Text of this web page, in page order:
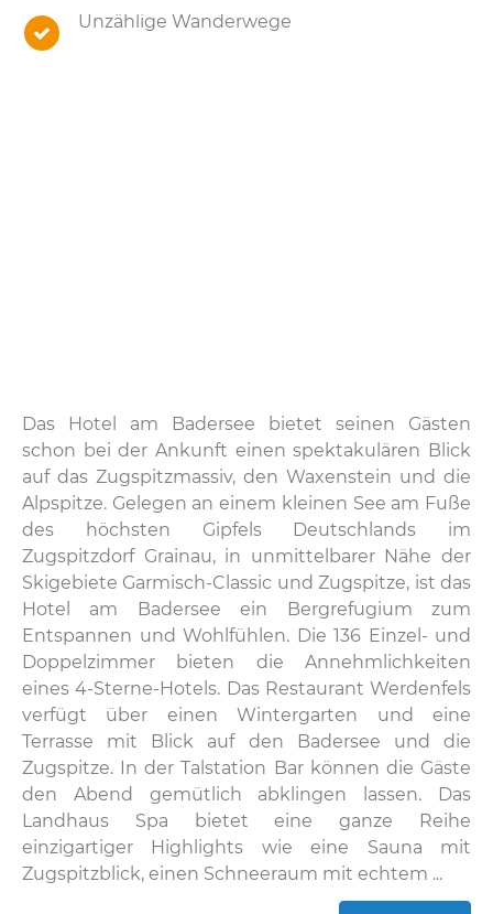
Unzählige Wanderwege
Das Hotel am Badersee bietet seinen Gästen
schon bei der Ankunft einen spektakulären Blick
auf das Zugspitzmassiv, den Waxenstein und die
Alpspitze. Gelegen an einem kleinen See am Fuße
des höchsten Gipfels Deutschlands im
Zugspitzdorf Grainau, in unmittelbarer Nähe der
Skigebiete Garmisch-Classic und Zugspitze, ist das
Hotel am Badersee ein Bergrefugium zum
Entspannen und Wohlfühlen. Die 136 Einzel- und
Doppelzimmer bieten die Annehmlichkeiten
eines 4-Sterne-Hotels. Das Restaurant Werdenfels
verfügt über einen Wintergarten und eine
Terrasse mit Blick auf den Badersee und die
Zugspitze. In der Talstation Bar können die Gäste
den Abend gemütlich abklingen lassen. Das
Landhaus Spa bietet eine ganze Reihe
einzigartiger Highlights wie eine Sauna mit
Zugspitzblick, einen Schneeraum mit echtem ...